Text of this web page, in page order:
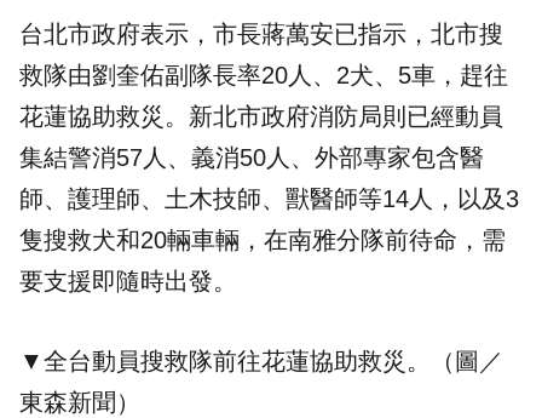
台北市政府表示，市長蔣萬安已指示，北市搜
救隊由劉奎佑副隊長率20人、2犬、5車，趕往
花蓮協助救災。新北市政府消防局則已經動員
集結警消57人、義消50人、外部專家包含醫
師、護理師、土木技師、獸醫師等14人，以及3
隻搜救犬和20輛車輛，在南雅分隊前待命，需
要支援即隨時出發。
▼全台動員搜救隊前往花蓮協助救災。（圖／
東森新聞）